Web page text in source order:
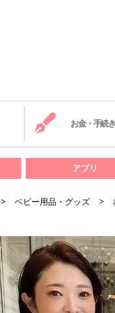
お金・手続き
アプリ
ベビー用品・グッズ